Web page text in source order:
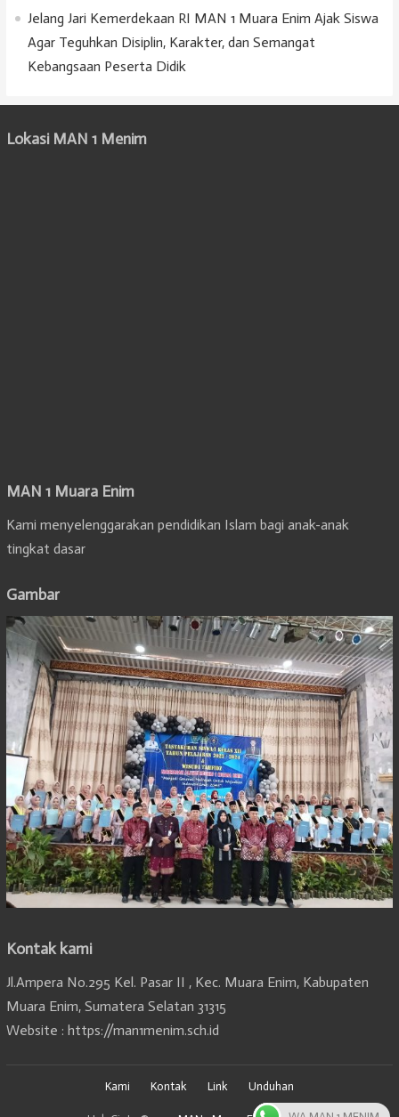
Jelang Jari Kemerdekaan RI MAN 1 Muara Enim Ajak Siswa
Agar Teguhkan Disiplin, Karakter, dan Semangat
Kebangsaan Peserta Didik
Lokasi MAN 1 Menim
MAN 1 Muara Enim
Kami menyelenggarakan pendidikan Islam bagi anak-anak
tingkat dasar
Gambar
Kontak kami
Jl.Ampera No.295 Kel. Pasar II , Kec. Muara Enim, Kabupaten
Muara Enim, Sumatera Selatan 31315
Website : https://man1menim.sch.id
Kami Kontak Link Unduhan